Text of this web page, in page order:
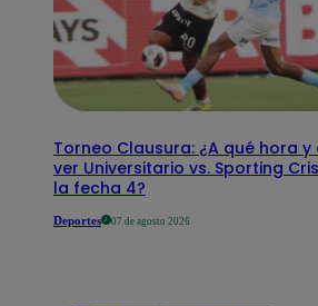
Torneo Clausura: ¿A qué hora
ver Universitario vs. Sporting
la fecha 4?
Deportes 07 de agosto 2026